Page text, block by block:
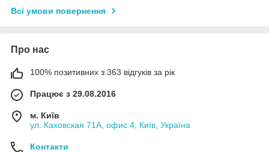
Всі умови повернення
Про нас
100% позитивних з 363 відгуків за рік
Працює з 29.08.2016
м. Київ
ул. Каховская 71А, офис 4, Київ, Україна
Контакти